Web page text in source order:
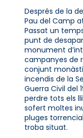
Després de la
Pau del Camp
Passat un
punt de
monument
campanyes de
conjunt
incendis de la
Guerra Civil del
perdre tots els
sofert moltes
pluges
troba situat.